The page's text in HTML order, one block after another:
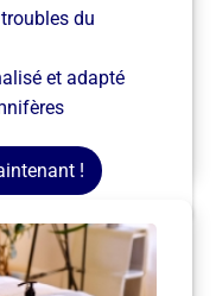
du
et adapté
!